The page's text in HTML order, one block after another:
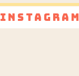
Instagram